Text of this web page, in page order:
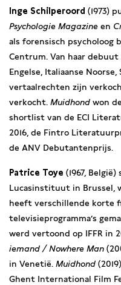
Inge Schilperoord (1973)
Psychologie Magazine en
als forensisch psycholoog
Centrum. Van haar debuut
Engelse, Italiaanse Noorse,
vertaalrechten zijn
verkocht. Muidhond won
shortlist van de ECI
2016, de Fintro
de ANV Debutantenprijs.
Patrice Toye (1967,
Lucasinstituut in Brussel,
heeft verschillende korte
televisieprogramma’s
werd vertoond op IFFR in
iemand / Nowhere Man
in Venetië. Muidhond
Ghent International Film